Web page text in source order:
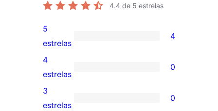
4.4 de 5 estrelas
4
valoracións
de
5
estrelas
5
estrelas
4
0
valoracións
de
4
estrelas
0
0
3
estrelas
0